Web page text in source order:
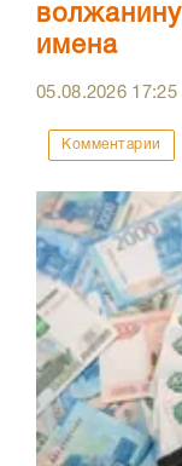
имена
05.08.2026 17:25
Комментарии